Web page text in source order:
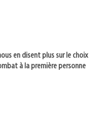
en disent plus sur le choix
à la première personne